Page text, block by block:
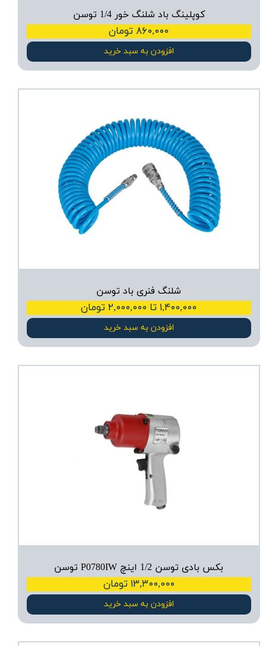
کوپلینگ باد شلنگ خور 1/4 توسن
۸۶۰,۰۰۰ تومان
افزودن به سبد خرید
شلنگ فنری باد توسن
۱,۴۰۰,۰۰۰ تا ۲,۰۰۰,۰۰۰ تومان
افزودن به سبد خرید
بکس بادی توسن 1/2 اینچ P0780IW توسن
۱۳,۳۰۰,۰۰۰ تومان
افزودن به سبد خرید